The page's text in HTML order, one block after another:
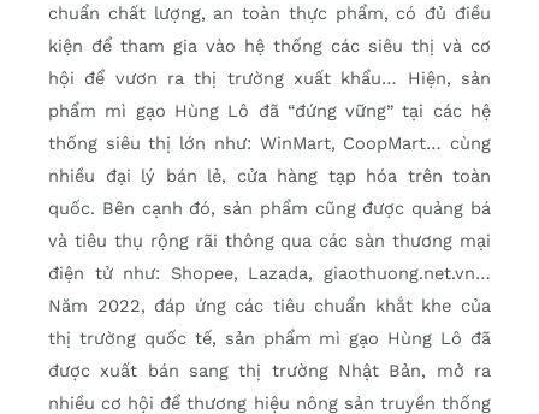
chuẩn chất lượng, an toàn thực phẩm, có đủ điều
kiện để tham gia vào hệ thống các siêu thị và cơ
hội để vươn ra thị trường xuất khẩu… Hiện, sản
phẩm mì gạo Hùng Lô đã “đứng vững” tại các hệ
thống siêu thị lớn như: WinMart, CoopMart… cùng
nhiều đại lý bán lẻ, cửa hàng tạp hóa trên toàn
quốc. Bên cạnh đó, sản phẩm cũng được quảng bá
và tiêu thụ rộng rãi thông qua các sàn thương mại
điện tử như: Shopee, Lazada, giaothuong.net.vn…
Năm 2022, đáp ứng các tiêu chuẩn khắt khe của
thị trường quốc tế, sản phẩm mì gạo Hùng Lô đã
được xuất bán sang thị trường Nhật Bản, mở ra
nhiều cơ hội để thương hiệu nông sản truyền thống